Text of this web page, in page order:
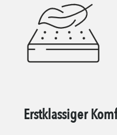
Erstklassiger